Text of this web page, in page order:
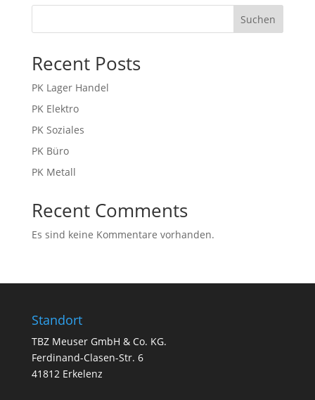
Suchen
Recent Posts
PK Lager Handel
PK Elektro
PK Soziales
PK Büro
PK Metall
Recent Comments
Es sind keine Kommentare vorhanden.
Standort
TBZ Meuser GmbH & Co. KG.
Ferdinand-Clasen-Str. 6
41812 Erkelenz